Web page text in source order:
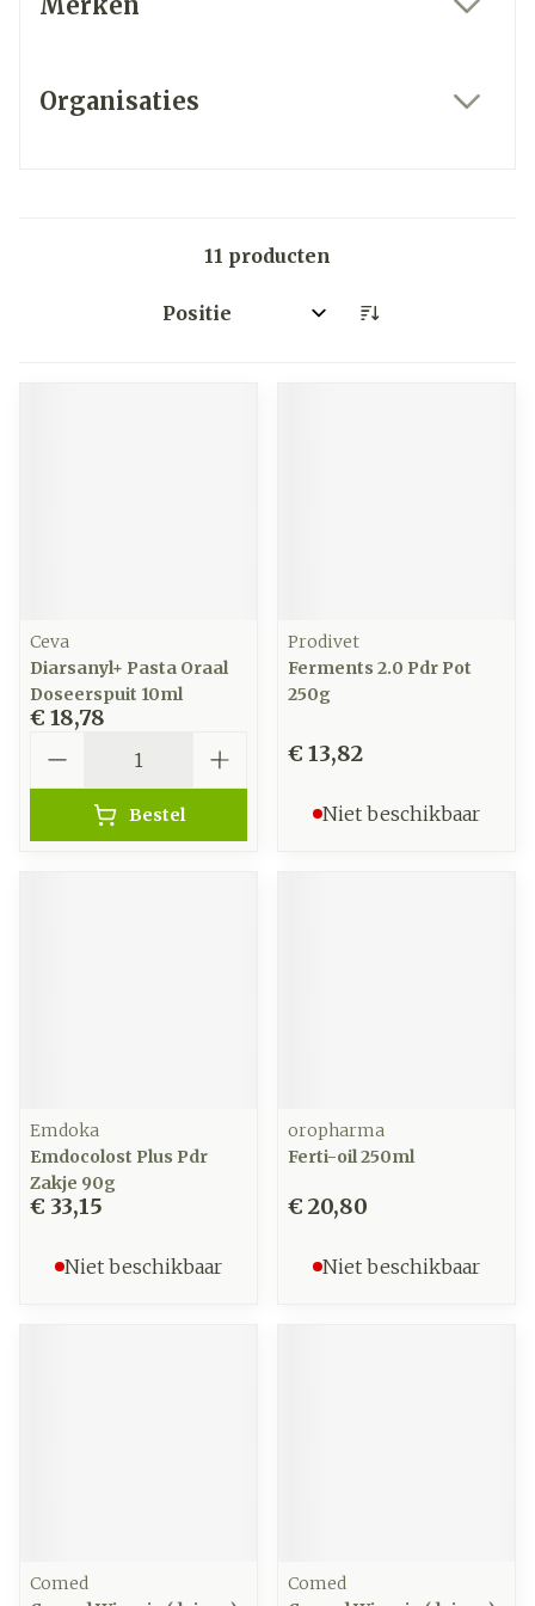
Organisaties
11 producten
Sorteer op:
Ceva
Diarsanyl+ Pasta Oraal
Doseerspuit 10ml
€ 18,78
Bestel
Prodivet
Ferments 2.0 Pdr Pot
250g
€ 13,82
Niet beschikbaar
Emdoka
Emdocolost Plus Pdr
Zakje 90g
€ 33,15
Niet beschikbaar
oropharma
Ferti-oil 250ml
€ 20,80
Niet beschikbaar
Comed
Comed